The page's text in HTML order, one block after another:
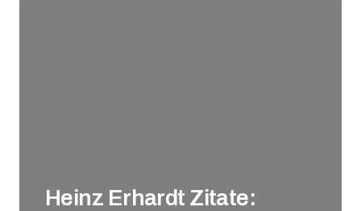
Heinz Erhardt Zitate: